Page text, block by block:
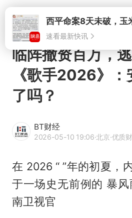
速看最新快讯
临阵撤资百万，
《歌手2026》
了吗？
BT财经
2026-05-10 19:06·北京·优质财经领域创作者 国
在 2026 “ ”年的初夏，
于一场史无前例的 暴
南卫视官